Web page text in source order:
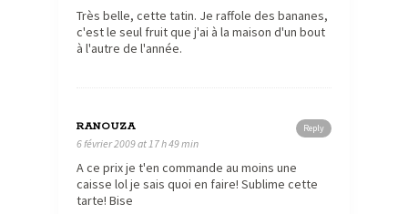
Très belle, cette tatin. Je raffole des bananes,
c'est le seul fruit que j'ai à la maison d'un bout
à l'autre de l'année.
Reply
RANOUZA
6 février 2009 at 17 h 49 min
A ce prix je t'en commande au moins une
caisse lol je sais quoi en faire! Sublime cette
tarte! Bise